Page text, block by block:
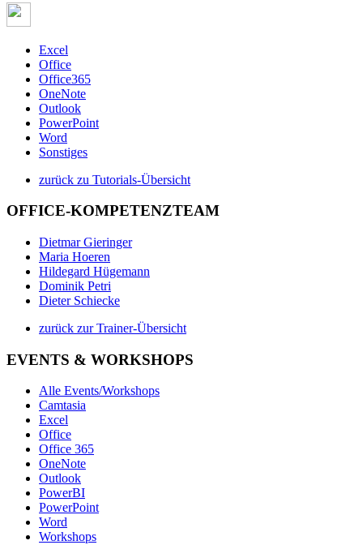
Excel
Office
Office365
OneNote
Outlook
PowerPoint
Word
Sonstiges
zurück zu Tutorials-Übersicht
OFFICE-KOMPETENZTEAM
Dietmar Gieringer
Maria Hoeren
Hildegard Hügemann
Dominik Petri
Dieter Schiecke
zurück zur Trainer-Übersicht
EVENTS & WORKSHOPS
Alle Events/Workshops
Camtasia
Excel
Office
Office 365
OneNote
Outlook
PowerBI
PowerPoint
Word
Workshops